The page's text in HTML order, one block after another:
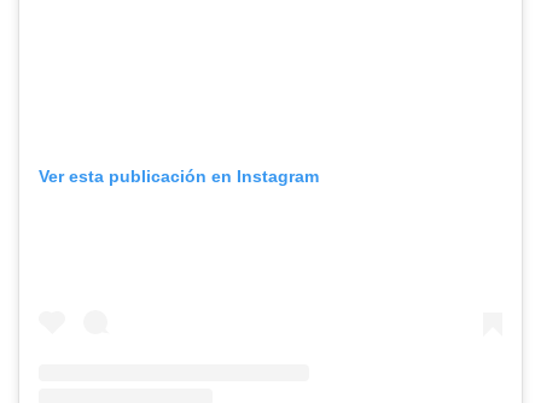
Ver esta publicación en Instagram